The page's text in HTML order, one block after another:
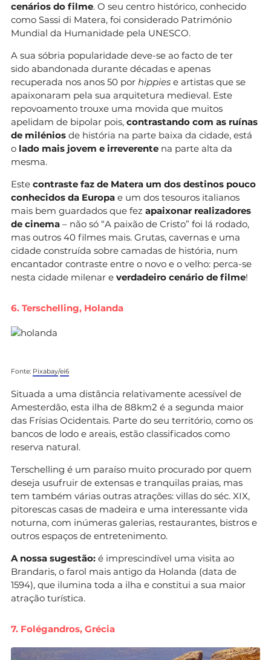
cenários do filme. O seu centro histórico, conhecido
como Sassi di Matera, foi considerado Património
Mundial da Humanidade pela UNESCO.
A sua sóbria popularidade deve-se ao facto de ter
sido abandonada durante décadas e apenas
recuperada nos anos 50 por hippies e artistas que se
apaixonaram pela sua arquitetura medieval. Este
repovoamento trouxe uma movida que muitos
apelidam de bipolar pois, contrastando com as ruínas
de milénios de história na parte baixa da cidade, está
o lado mais jovem e irreverente na parte alta da
mesma.
Este contraste faz de Matera um dos destinos pouco
conhecidos da Europa e um dos tesouros italianos
mais bem guardados que fez apaixonar realizadores
de cinema – não só “A paixão de Cristo” foi lá rodado,
mas outros 40 filmes mais. Grutas, cavernas e uma
cidade construída sobre camadas de história, num
encantador contraste entre o novo e o velho: perca-se
nesta cidade milenar e verdadeiro cenário de filme!
6. Terschelling, Holanda
Fonte: Pixabay/ei6
Situada a uma distância relativamente acessível de
Amesterdão, esta ilha de 88km2 é a segunda maior
das Frísias Ocidentais. Parte do seu território, como os
bancos de lodo e areais, estão classificados como
reserva natural.
Terschelling é um paraíso muito procurado por quem
deseja usufruir de extensas e tranquilas praias, mas
tem também várias outras atrações: villas do séc. XIX,
pitorescas casas de madeira e uma interessante vida
noturna, com inúmeras galerias, restaurantes, bistros e
outros espaços de entretenimento.
A nossa sugestão: é imprescindível uma visita ao
Brandaris, o farol mais antigo da Holanda (data de
1594), que ilumina toda a ilha e constitui a sua maior
atração turística.
7. Folégandros, Grécia